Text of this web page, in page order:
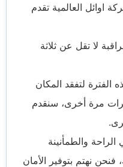
اوائل العالمية تقدم
لا تقل عن ثلاثة
لتفقد المكان
مرة أخرى، سنقدم
والطمأنينة
فنحن نهتم بتوفير الأمان